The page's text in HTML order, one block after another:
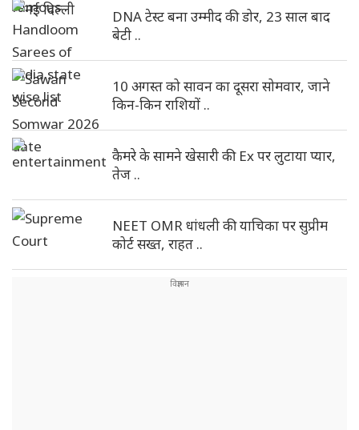
DNA टेस्ट बना उम्मीद की डोर, 23 साल बाद
बेटी ..
10 अगस्त को सावन का दूसरा सोमवार, जाने
किन-किन राशियों ..
कैमरे के सामने खेसारी की Ex पर लुटाया प्यार,
तेज ..
NEET OMR धांधली की याचिका पर सुप्रीम
कोर्ट सख्त, राहत ..